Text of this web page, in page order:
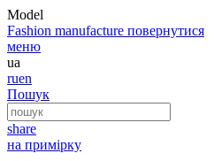
Model
Fashion manufacture повернутися
меню
ua
ruen
Пошук
share
на примірку